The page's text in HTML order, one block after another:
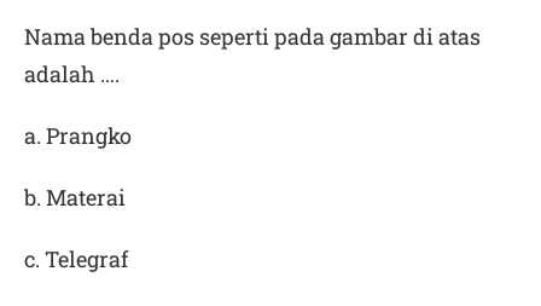
Nama benda pos seperti pada gambar di atas
adalah ….
a. Prangko
b. Materai
c. Telegraf